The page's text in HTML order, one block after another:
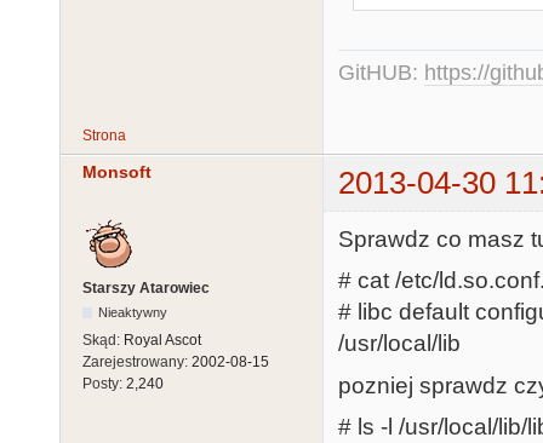
checking for
checking for
checking
checking for
checking
checking for
a.out
checking
checking
checking
yes
GitHUB: https://
Strona
Monsoft 2013-04-30
Starszy Atarowiec
Nieaktywny
Skąd: Royal Ascot
Zarejestrowany: 2002-08-15
Posty: 2,240
Sprawdz co masz
# cat /etc/
# libc default
/usr/local/lib
pozniej sprawdz
# ls -l /usr/local/lib/